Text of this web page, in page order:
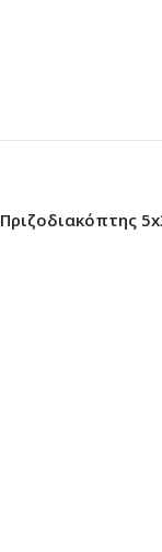
Πριζοδιακόπτης